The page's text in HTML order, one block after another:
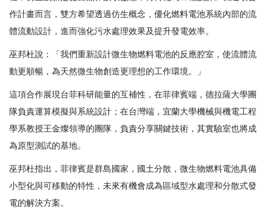
作計畫而言，雙方希望透過仿生概念，優化燃料電池系統內部的流
體流動設計，進而強化污水處理效果及提升發電效率。
巫邦杜說：「我們重新設計微生物燃料電池的反應腔室，使流體流
動更順暢，為天然微生物創造更理想的工作環境。」
這項合作展現台菲科研能量的互補性，在菲律賓端，德拉薩大學團
隊負責運算模擬與系統設計；在台灣端，宜蘭大學機械與機電工程
學系教授王金燦領導的團隊，負責分享關鍵技術，其實驗室也將成
為原型測試的基地。
巫邦杜指出，菲律賓是群島國家，國土分散，微生物燃料電池具備
小型化與可移動的特性，未來有機會成為區域型水處理和分散式發
電的解決方案。